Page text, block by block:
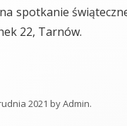
spotkanie
22, Tarnów.
2021 byAdmin.